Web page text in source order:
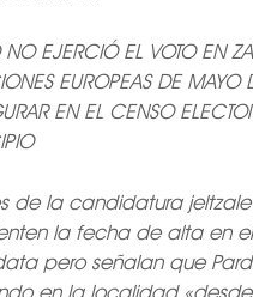
NO EJERCIÓ EL VOTO EN
EUROPEAS DE MAYO
EN EL CENSO
de la candidatura jeltzale
la fecha de alta en
pero señalan que
en la localidad